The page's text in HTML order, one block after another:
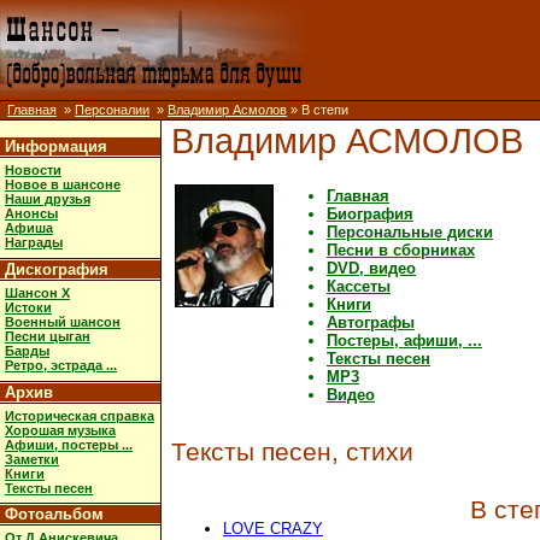
Главная » Персоналии » Владимир Асмолов » В степи
Информация
Новости
Новое в шансоне
Наши друзья
Анонсы
Афиша
Награды
Дискография
Шансон X
Истоки
Военный шансон
Песни цыган
Барды
Ретро, эстрада ...
Архив
Историческая справка
Хорошая музыка
Афиши, постеры ...
Заметки
Книги
Тексты песен
Фотоальбом
Владимир АСМОЛОВ
Главная
Биография
Персональные диски
Песни в сборниках
DVD, видео
Кассеты
Книги
Автографы
Постеры, афиши, ...
Тексты песен
MP3
Видео
Тексты песен, стихи
LOVE CRAZY
В